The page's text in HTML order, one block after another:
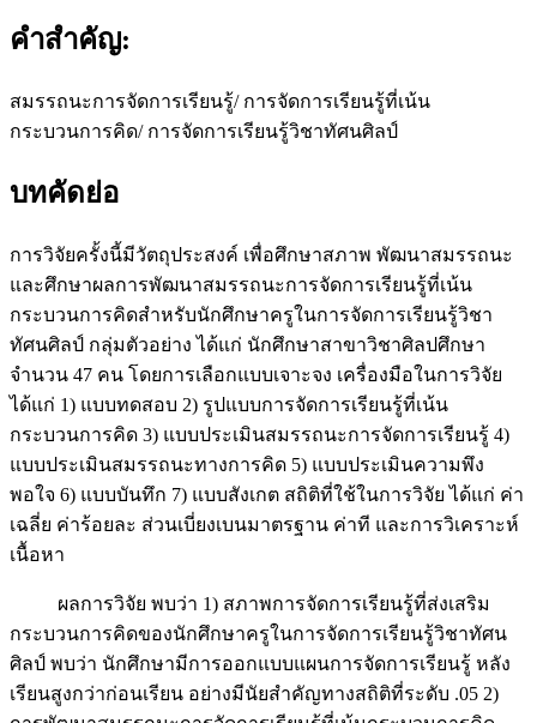
คำสำคัญ:
สมรรถนะการจัดการเรียนรู้/ การจัดการเรียนรู้ที่เน้น
กระบวนการคิด/ การจัดการเรียนรู้วิชาทัศนศิลป์
บทคัดย่อ
การวิจัยครั้งนี้มีวัตถุประสงค์ เพื่อศึกษาสภาพ พัฒนาสมรรถนะ
และศึกษาผลการพัฒนาสมรรถนะการจัดการเรียนรู้ที่เน้น
กระบวนการคิดสำหรับนักศึกษาครูในการจัดการเรียนรู้วิชา
ทัศนศิลป์ กลุ่มตัวอย่าง ได้แก่ นักศึกษาสาขาวิชาศิลปศึกษา
จำนวน 47 คน โดยการเลือกแบบเจาะจง เครื่องมือในการวิจัย
ได้แก่ 1) แบบทดสอบ 2) รูปแบบการจัดการเรียนรู้ที่เน้น
กระบวนการคิด 3) แบบประเมินสมรรถนะการจัดการเรียนรู้ 4)
แบบประเมินสมรรถนะทางการคิด 5) แบบประเมินความพึง
พอใจ 6) แบบบันทึก 7) แบบสังเกต สถิติที่ใช้ในการวิจัย ได้แก่ ค่า
เฉลี่ย ค่าร้อยละ ส่วนเบี่ยงเบนมาตรฐาน ค่าที และการวิเคราะห์
เนื้อหา
ผลการวิจัย พบว่า 1) สภาพการจัดการเรียนรู้ที่ส่งเสริม
กระบวนการคิดของนักศึกษาครูในการจัดการเรียนรู้วิชาทัศน
ศิลป์ พบว่า นักศึกษามีการออกแบบแผนการจัดการเรียนรู้ หลัง
เรียนสูงกว่าก่อนเรียน อย่างมีนัยสำคัญทางสถิติที่ระดับ .05 2)